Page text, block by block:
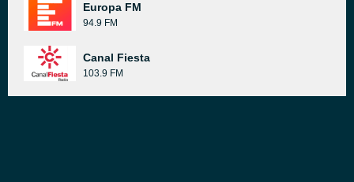
Europa FM
94.9 FM
Canal Fiesta
103.9 FM